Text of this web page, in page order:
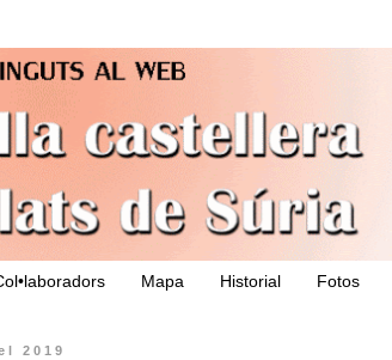
Mapa Historial Fotos
2019